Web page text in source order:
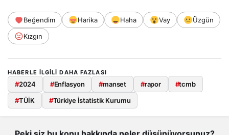
Beğendim Harika Haha Vay
Üzgün
Kızgın
HABERLE ILGILI DAHA FAZLASI
#2024 #Enflasyon #manset #rapor #tcmb
#TÜİK #Türkiye İstatistik Kurumu